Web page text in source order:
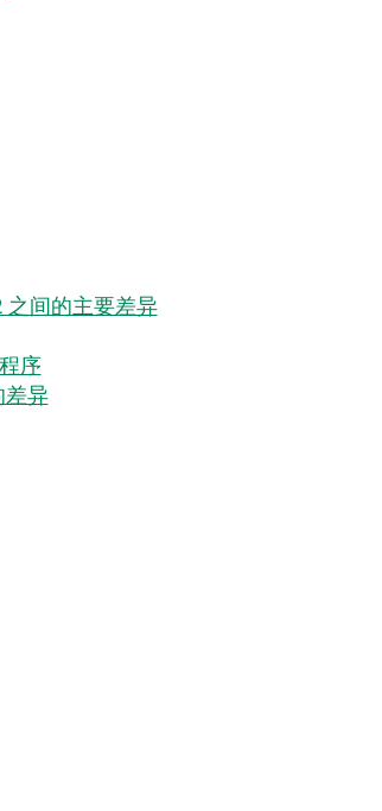
之间的主要差异
序
差异